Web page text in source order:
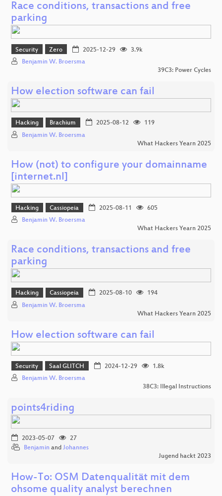
Race conditions, transactions and free
parking
Security Zero 2025-12-29
3.9k
Benjamin W. Broersma
39C3: Power Cycles
How election software can fail
Hacking Brachium 2025-08-12
119
Benjamin W. Broersma
What Hackers Yearn 2025
How (not) to configure your domainname
[internet.nl]
Hacking Cassiopeia 2025-08-11
605
Benjamin W. Broersma
What Hackers Yearn 2025
Race conditions, transactions and free
parking
Hacking Cassiopeia 2025-08-10
194
Benjamin W. Broersma
What Hackers Yearn 2025
How election software can fail
Security Saal GLITCH 2024-12-29
1.8k
Benjamin W. Broersma
38C3: Illegal Instructions
points4riding
2023-05-07
27
Benjamin and Johannes
Jugend hackt 2023
How-To: OSM Datenqualität mit dem
ohsome quality analyst berechnen